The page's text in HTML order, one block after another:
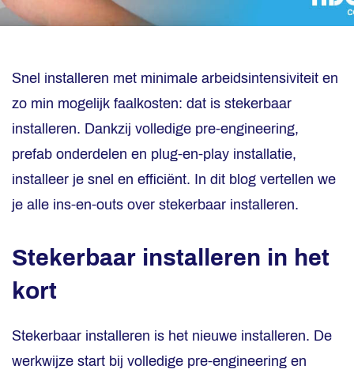
Snel installeren met minimale arbeidsintensiviteit en
zo min mogelijk faalkosten: dat is stekerbaar
installeren. Dankzij volledige pre-engineering,
prefab onderdelen en plug-en-play installatie,
installeer je snel en efficiënt. In dit blog vertellen we
je alle ins-en-outs over stekerbaar installeren.
Stekerbaar installeren in het
kort
Stekerbaar installeren is het nieuwe installeren. De
werkwijze start bij volledige pre-engineering en